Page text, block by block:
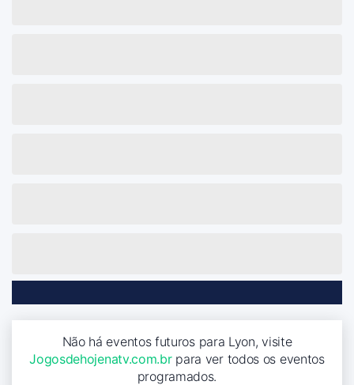
Não há eventos futuros para Lyon, visite
Jogosdehojenatv.com.brpara ver todos os eventos
programados.